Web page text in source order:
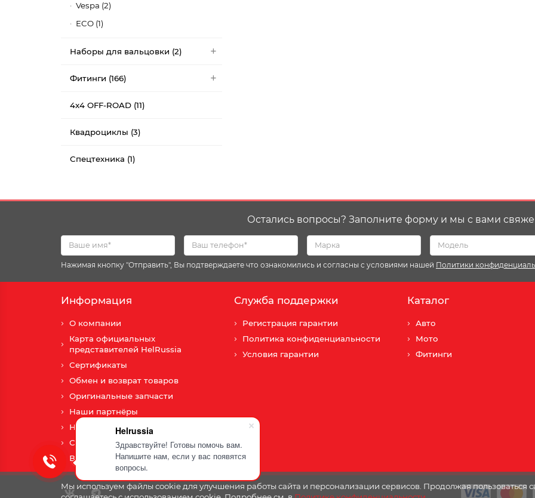
Helrussia
Здравствуйте! Готовы помочь вам.
Напишите нам, если у вас появятся
вопросы.
Vespa (2)
ECO (1)
Наборы для вальцовки (2)
Фитинги (166)
4x4 OFF-ROAD (11)
Квадроциклы (3)
Спецтехника (1)
Мы используем файлы cookie для улучшения работы сайта и персонализации сервисов. Продолжая пользоваться
Остались вопросы? Заполните форму и мы с вами
Нажимая кнопку "Отправить", Вы подтверждаете что ознакомились и согласны с условиями нашей Политики
Информация
О компании
Карта официальных
представителей HelRussia
Сертификаты
Обмен и возврат товаров
Оригинальные запчасти
Наши партнёры
Новости
Сотрудничество
Вопросы и ответы
Служба поддержки
Регистрация гарантии
Политика конфиденциальности
Условия гарантии
Каталог
Авто
Мото
Фитинги